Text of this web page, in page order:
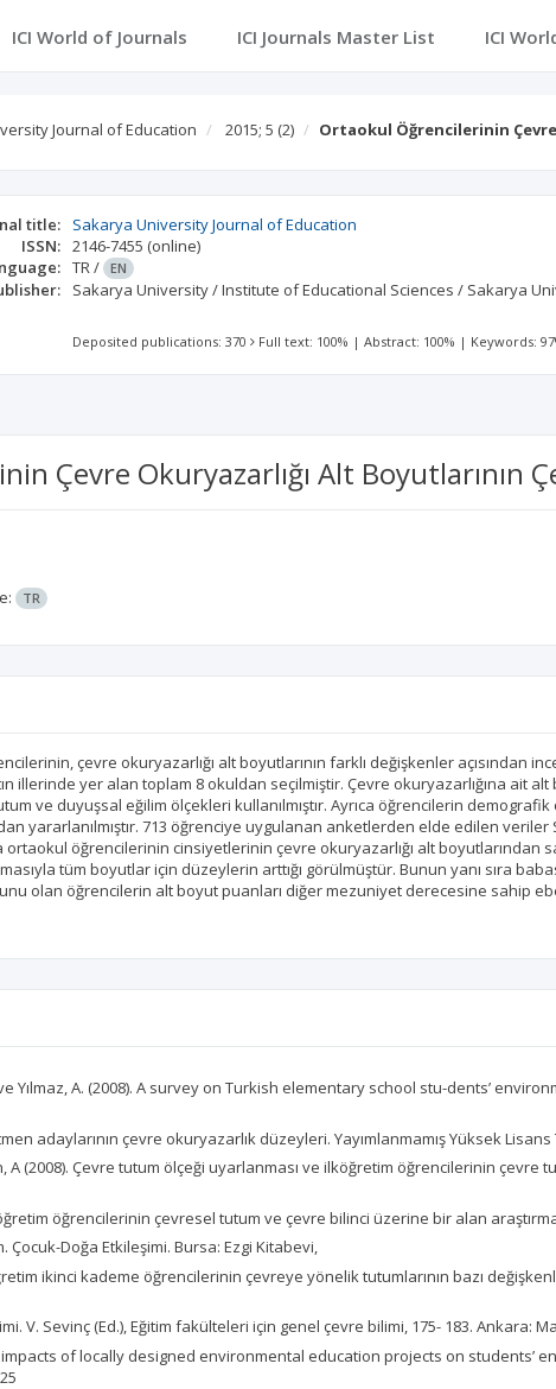
ICI World of Journals ICI Journals Master List ICI
Journal of Education 2015; 5 (2) Ortaokul Öğrencilerinin
title:
Sakarya University Journal of Education
ISSN: 2146-7455 (online)
TR/ EN
Sakarya University / Institute of Educational Sciences / Sakarya
Deposited publications: 370 Full text: 100% |Abstract: 100% | Keywords:
Çevre Okuryazarlığı Alt Boyutlarının
TR
çevre okuryazarlığı alt boyutlarının farklı değişkenler açısından
illerinde yer alan toplam 8 okuldan seçilmiştir. Çevre okuryazarlığına ait
ve duyuşsal eğilim ölçekleri kullanılmıştır. Ayrıca öğrencilerin
yararlanılmıştır. 713 öğrenciye uygulanan anketlerden elde edilen veriler
ortaokul öğrencilerinin cinsiyetlerinin çevre okuryazarlığı alt boyutlarından
tüm boyutlar için düzeylerin arttığı görülmüştür. Bunun yanı sıra
olan öğrencilerin alt boyut puanları diğer mezuniyet derecesine sahip
ve Yılmaz, A. (2008). A survey on Turkish elementary school stu-dents’
adaylarının çevre okuryazarlık düzeyleri. Yayımlanmamış Yüksek
A (2008). Çevre tutum ölçeği uyarlanması ve ilköğretim öğrencilerinin
öğrencilerinin çevresel tutum ve çevre bilinci üzerine bir alan
Çocuk-Doğa Etkileşimi. Bursa: Ezgi Kitabevi,
ikinci kademe öğrencilerinin çevreye yönelik tutumlarının bazı
V. Sevinç (Ed.), Eğitim fakülteleri için genel çevre bilimi, 175- 183. Ankara:
impacts of locally designed environmental education projects on